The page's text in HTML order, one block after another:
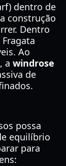
dentro de
construção
Dentro
Ao
a windrose
de
possa
equilíbrio
para